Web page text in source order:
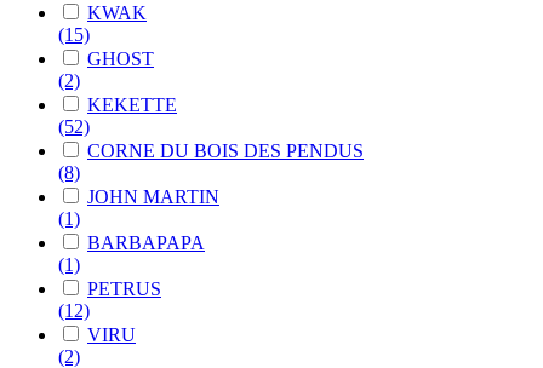
KWAK
(15)
GHOST
(2)
KEKETTE
(52)
CORNE DU BOIS DES PENDUS
(8)
JOHN MARTIN
(1)
BARBAPAPA
(1)
PETRUS
(12)
VIRU
(2)